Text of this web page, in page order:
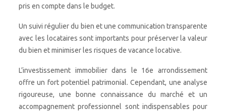
pris en compte dans le budget.
Un suivi régulier du bien et une communication transparente
avec les locataires sont importants pour préserver la valeur
du bien et minimiser les risques de vacance locative.
L’investissement immobilier dans le 16e arrondissement
offre un fort potentiel patrimonial. Cependant, une analyse
rigoureuse, une bonne connaissance du marché et un
accompagnement professionnel sont indispensables pour